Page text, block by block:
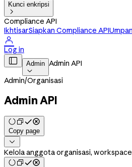
Kunci enkripsi

Compliance API
IkhtisarSiapkan Compliance API

Log in
 Admin

Admin API
Admin/Organisasi
Admin API
Copy page

Kelola anggota organisasi,